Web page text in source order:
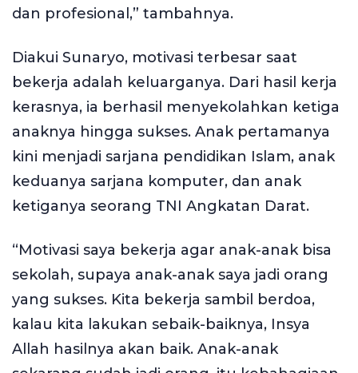
dan profesional,” tambahnya.
Diakui Sunaryo, motivasi terbesar saat
bekerja adalah keluarganya. Dari hasil kerja
kerasnya, ia berhasil menyekolahkan ketiga
anaknya hingga sukses. Anak pertamanya
kini menjadi sarjana pendidikan Islam, anak
keduanya sarjana komputer, dan anak
ketiganya seorang TNI Angkatan Darat.
“Motivasi saya bekerja agar anak-anak bisa
sekolah, supaya anak-anak saya jadi orang
yang sukses. Kita bekerja sambil berdoa,
kalau kita lakukan sebaik-baiknya, Insya
Allah hasilnya akan baik. Anak-anak